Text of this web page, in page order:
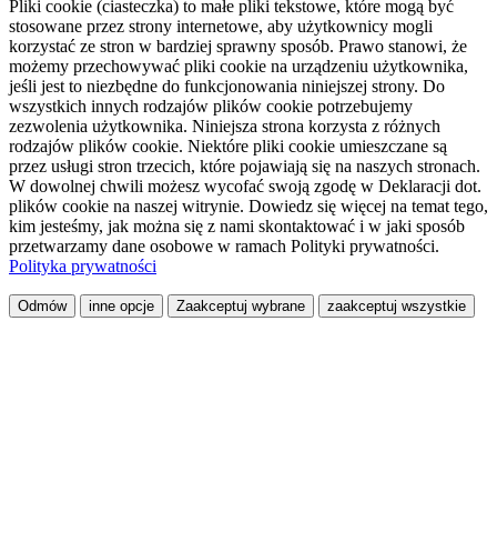
Pliki cookie (ciasteczka) to małe pliki tekstowe, które mogą być
stosowane przez strony internetowe, aby użytkownicy mogli
korzystać ze stron w bardziej sprawny sposób. Prawo stanowi, że
możemy przechowywać pliki cookie na urządzeniu użytkownika,
jeśli jest to niezbędne do funkcjonowania niniejszej strony. Do
wszystkich innych rodzajów plików cookie potrzebujemy
zezwolenia użytkownika. Niniejsza strona korzysta z różnych
rodzajów plików cookie. Niektóre pliki cookie umieszczane są
przez usługi stron trzecich, które pojawiają się na naszych stronach.
W dowolnej chwili możesz wycofać swoją zgodę w Deklaracji dot.
plików cookie na naszej witrynie. Dowiedz się więcej na temat tego,
kim jesteśmy, jak można się z nami skontaktować i w jaki sposób
przetwarzamy dane osobowe w ramach Polityki prywatności.
Polityka prywatności
Odmów inne opcje Zaakceptuj wybrane zaakceptuj wszystkie